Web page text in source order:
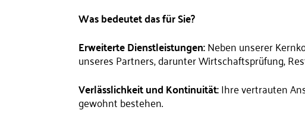
Was bedeutet das für Sie?
Erweiterte Dienstleistungen:Neben unserer
unseres Partners, darunter Wirtschaftsprüfung,
Verlässlichkeit und Kontinuität:Ihre vertrauten
gewohnt bestehen.